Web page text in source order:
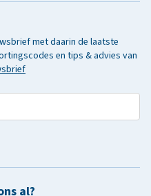
met daarin de laatste
en tips & advies van
al?